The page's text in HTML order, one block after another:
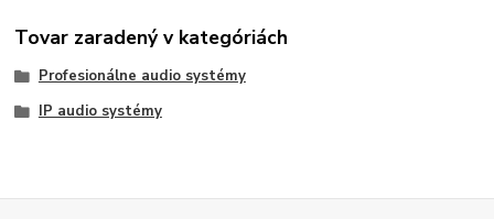
Tovar zaradený v kategóriách
Profesionálne audio systémy
IP audio systémy